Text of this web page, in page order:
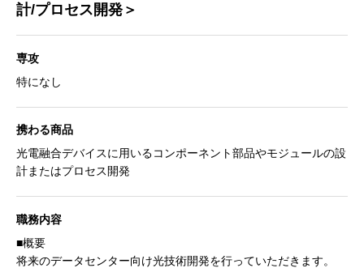
計/プロセス開発＞
専攻
特になし
携わる商品
光電融合デバイスに用いるコンポーネント部品やモジュールの設
計またはプロセス開発
職務内容
■概要
将来のデータセンター向け光技術開発を行っていただきます。